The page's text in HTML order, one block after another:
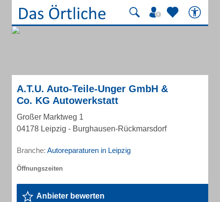
A.T.U. Auto-Teile-Unger GmbH &
Co. KG Autowerkstatt
Großer Marktweg 1
04178 Leipzig - Burghausen-Rückmarsdorf
Branche: Autoreparaturen in Leipzig
Anbieter bewerten